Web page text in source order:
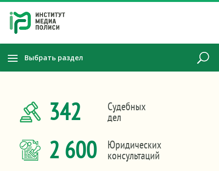
Выбрать раздел
342 Судебных
дел
2 600 Юридических
консультаций